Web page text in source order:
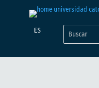
ES